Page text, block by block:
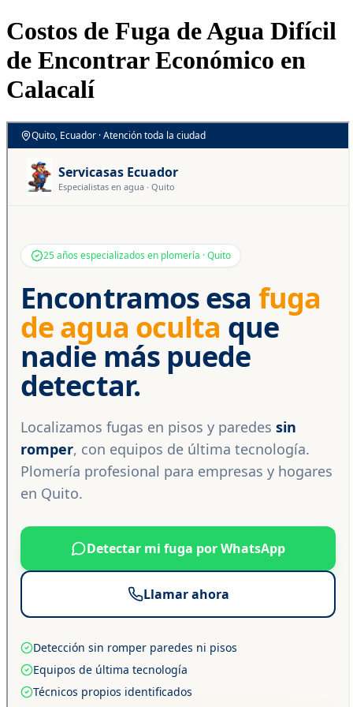
Costos de Fuga de Agua Difícil
de Encontrar Económico en
Calacalí